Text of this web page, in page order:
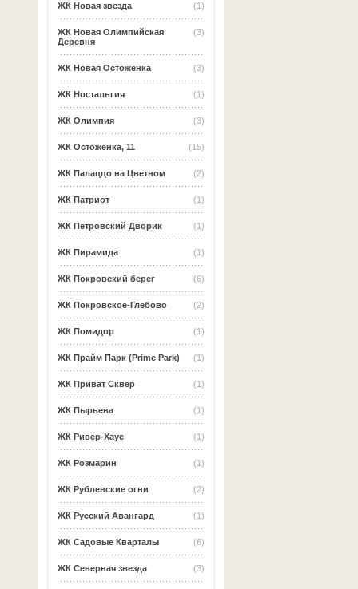
(1)
ЖК Новая звезда
(3)
ЖК Новая Олимпийская
Деревня
(3)
ЖК Новая Остоженка
(1)
ЖК Ностальгия
(3)
ЖК Олимпия
(15)
ЖК Остоженка, 11
(2)
ЖК Палаццо на Цветном
(1)
ЖК Патриот
(1)
ЖК Петровский Дворик
(1)
ЖК Пирамида
(6)
ЖК Покровский берег
(2)
ЖК Покровское-Глебово
(1)
ЖК Помидор
(1)
ЖК Прайм Парк (Prime Park)
(1)
ЖК Приват Сквер
(1)
ЖК Пырьева
(1)
ЖК Ривер-Хаус
(1)
ЖК Розмарин
(2)
ЖК Рублевские огни
(1)
ЖК Русский Авангард
(6)
ЖК Садовые Кварталы
(3)
ЖК Северная звезда